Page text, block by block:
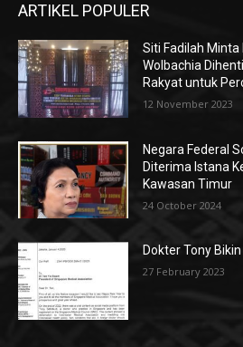
ARTIKEL POPULER
Siti Fadilah
Wolbachia
Rakyat untuk
12 November 2023
Negara Federal
Diterima Istana
Kawasan Timur
24 October 2024
Dokter Tony
27 February 2023